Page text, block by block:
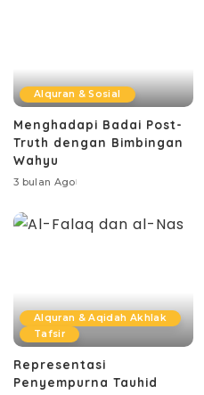
Alquran & Sosial
Menghadapi Badai Post-
Truth dengan Bimbingan
Wahyu
3 bulan Ago
Alquran & Aqidah Akhlak
Tafsir
Representasi
Penyempurna Tauhid